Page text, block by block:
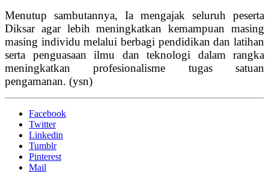
Menutup sambutannya, Ia mengajak seluruh peserta
Diksar agar lebih meningkatkan kemampuan masing
masing individu melalui berbagi pendidikan dan latihan
serta penguasaan ilmu dan teknologi dalam rangka
meningkatkan profesionalisme tugas satuan
pengamanan. (ysn)
Facebook
Twitter
Linkedin
Tumblr
Pinterest
Mail